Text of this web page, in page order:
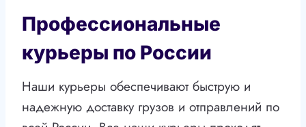
Профессиональные
курьеры по России
Наши курьеры обеспечивают быструю и
надежную доставку грузов и отправлений по